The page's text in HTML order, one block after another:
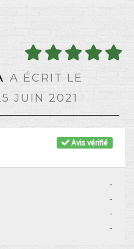
A ÉCRIT LE
JUIN 2021
Avis vérifié
-
-
-
-